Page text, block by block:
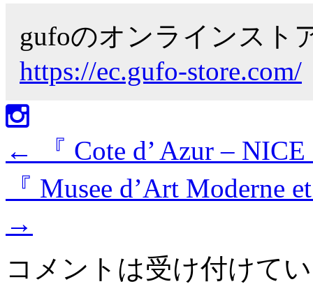
gufoのオンラインスト
https://ec.gufo-store.com/
←
『 Cote d’ Azur –
『 Musee d’Art Moderne
→
コメントは受け付けて